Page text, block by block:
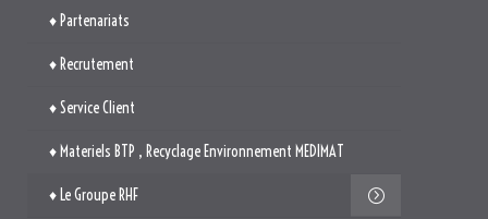
♦ Le Groupe RHF
♦ Plan du site
♦ Mentions légales
♦ Politique de cookies (UE)